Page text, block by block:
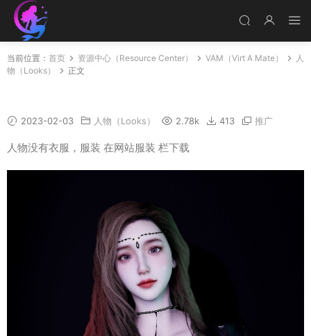
当前位置： 首页 资源中心（Resource Center） VAM（Virt A Mate）
人
物（Looks）
正文
2023-02-03 人物（Looks） 2.78k 413 推广
人物没有衣服，服装 在网站服装 栏下载